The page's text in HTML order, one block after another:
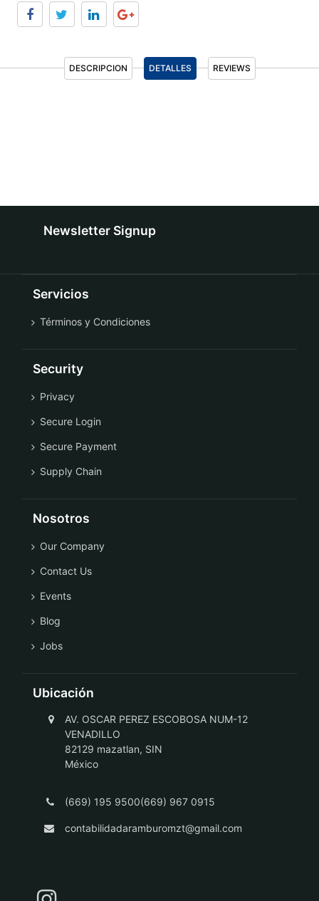
DESCRIPCION DETALLES REVIEWS
Newsletter Signup
Servicios
Términos y Condiciones
Security
Privacy
Secure Login
Secure Payment
Supply Chain
Nosotros
Our Company
Contact Us
Events
Blog
Jobs
Ubicación
AV. OSCAR PEREZ ESCOBOSA NUM-12
VENADILLO
82129 mazatlan, SIN
México
(669) 195 9500(669) 967 0915
contabilidadaramburomzt@gmail.com